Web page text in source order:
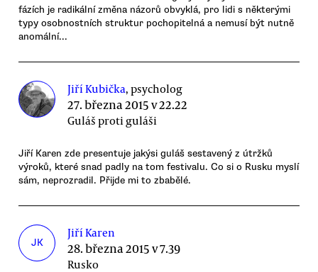
fázích je radikální změna názorů obvyklá, pro lidi s některými
typy osobnostních struktur pochopitelná a nemusí být nutně
anomální...
Jiří Kubička, psycholog
27. března 2015 v 22.22
Guláš proti guláši
Jiří Karen zde presentuje jakýsi guláš sestavený z útržků
výroků, které snad padly na tom festivalu. Co si o Rusku myslí
sám, neprozradil. Přijde mi to zbabělé.
JK
Jiří Karen
28. března 2015 v 7.39
Rusko